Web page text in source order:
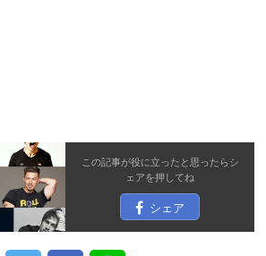
この記事が役に立ったと思ったらシ
ェアを押してね
シェア